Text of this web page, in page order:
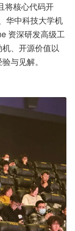
将核心代码开
华中科技大学机
资深研发高级工
、开源价值以
与见解。